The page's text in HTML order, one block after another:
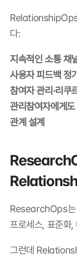
RelationshipOps
다:
지속적인 소통 채
사용자 피드백 정
참여자 관리·리쿠
관리참여자에게도
관계 설계
ResearchOps는
프로세스, 표준화,
그런데